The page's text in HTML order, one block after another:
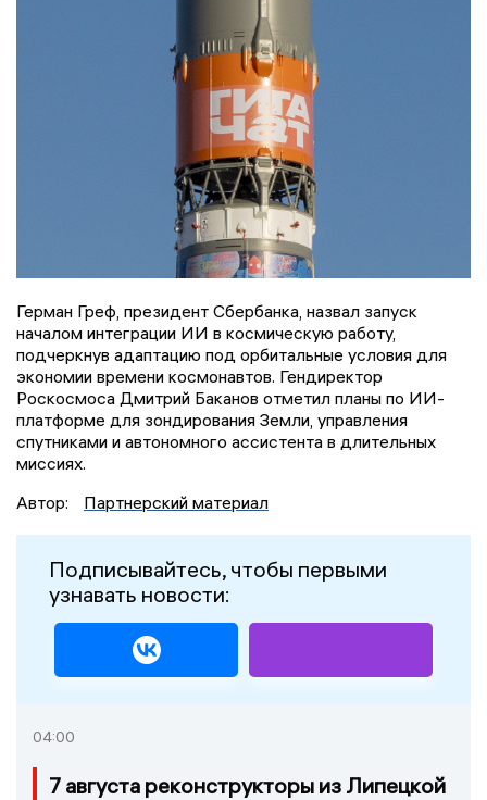
Герман Греф, президент Сбербанка, назвал запуск
началом интеграции ИИ в космическую работу,
подчеркнув адаптацию под орбитальные условия для
экономии времени космонавтов. Гендиректор
Роскосмоса Дмитрий Баканов отметил планы по ИИ-
платформе для зондирования Земли, управления
спутниками и автономного ассистента в длительных
миссиях.
Автор:
Партнерский материал
Подписывайтесь, чтобы первыми
узнавать новости:
04:00
7 августа реконструкторы из Липецкой